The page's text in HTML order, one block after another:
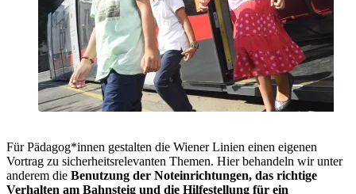
Für Pädagog*innen gestalten die Wiener Linien einen eigenen
Vortrag zu sicherheitsrelevanten Themen. Hier behandeln wir unter
anderem die Benutzung der Noteinrichtungen, das richtige
Verhalten am Bahnsteig und die Hilfestellung für ein